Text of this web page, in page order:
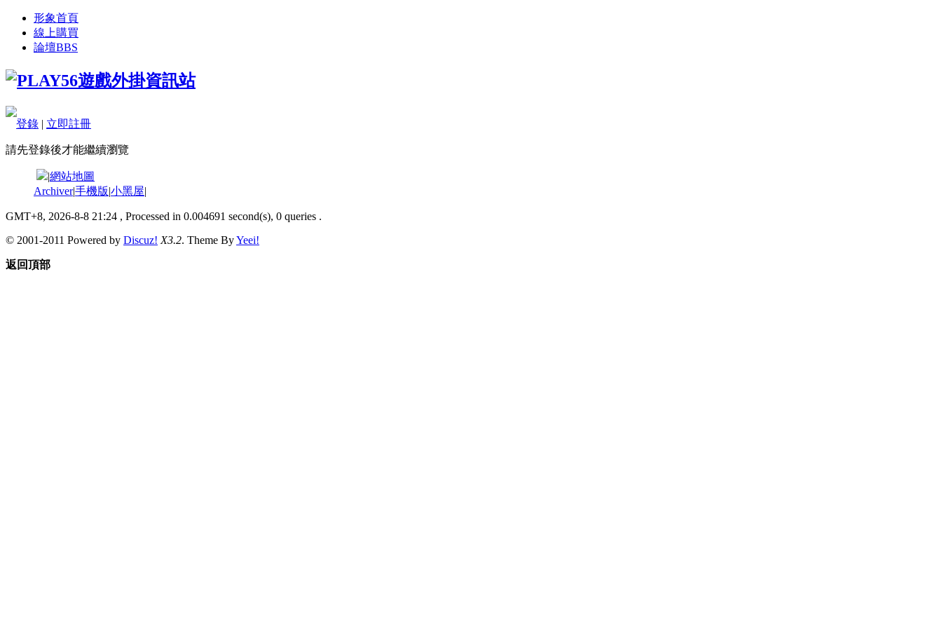
形象首頁
線上購買
論壇BBS
登錄 | 立即註冊
請先登錄後才能繼續瀏覽
|網站地圖
Archiver|手機版|小黑屋|
GMT+8, 2026-8-8 21:24 , Processed in 0.004691 second(s), 0 queries .
© 2001-2011 Powered by Discuz! X3.2. Theme ByYeei!
返回頂部